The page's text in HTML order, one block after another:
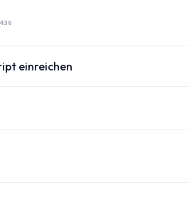
einreichen